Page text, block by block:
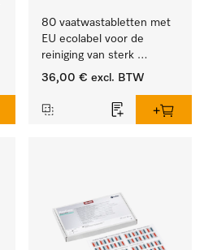
80 vaatwastabletten met
EU ecolabel voor de
reiniging van sterk
vervuild serviesgoed,
36,00 € excl. BTW